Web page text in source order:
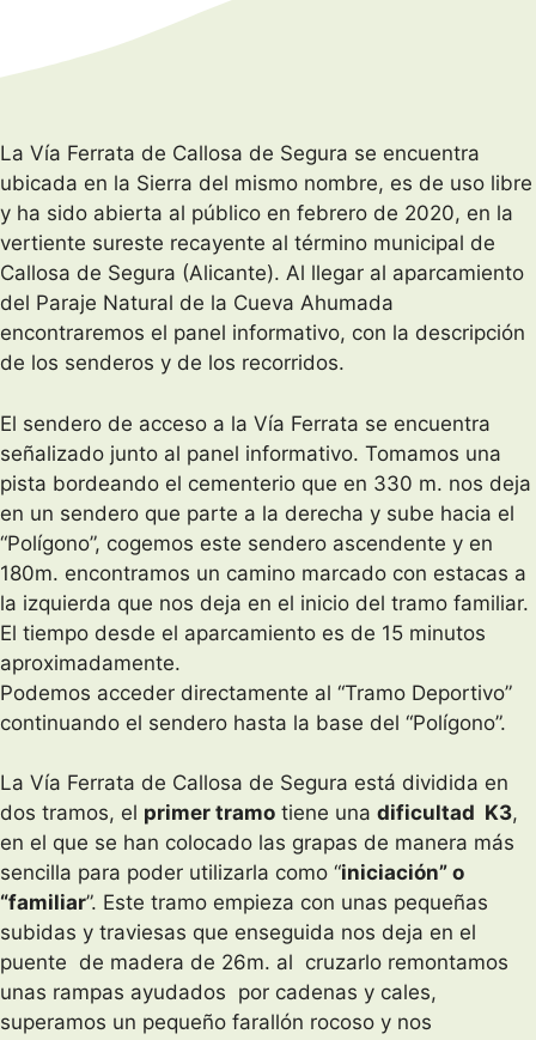
La Vía Ferrata de Callosa de Segura se encuentra
ubicada en la Sierra del mismo nombre, es de uso libre
y ha sido abierta al público en febrero de 2020, en la
vertiente sureste recayente al término municipal de
Callosa de Segura (Alicante). Al llegar al aparcamiento
del Paraje Natural de la Cueva Ahumada
encontraremos el panel informativo, con la descripción
de los senderos y de los recorridos.
El sendero de acceso a la Vía Ferrata se encuentra
señalizado junto al panel informativo. Tomamos una
pista bordeando el cementerio que en 330 m. nos deja
en un sendero que parte a la derecha y sube hacia el
“Polígono”, cogemos este sendero ascendente y en
180m. encontramos un camino marcado con estacas a
la izquierda que nos deja en el inicio del tramo familiar.
El tiempo desde el aparcamiento es de 15 minutos
aproximadamente.
Podemos acceder directamente al “Tramo Deportivo”
continuando el sendero hasta la base del “Polígono”.
La Vía Ferrata de Callosa de Segura está dividida en
dos tramos, el primer tramo tiene una dificultad K3,
en el que se han colocado las grapas de manera más
sencilla para poder utilizarla como “iniciación” o
“familiar”. Este tramo empieza con unas pequeñas
subidas y traviesas que enseguida nos deja en el
puente de madera de 26m. al cruzarlo remontamos
unas rampas ayudados por cadenas y cales,
superamos un pequeño farallón rocoso y nos